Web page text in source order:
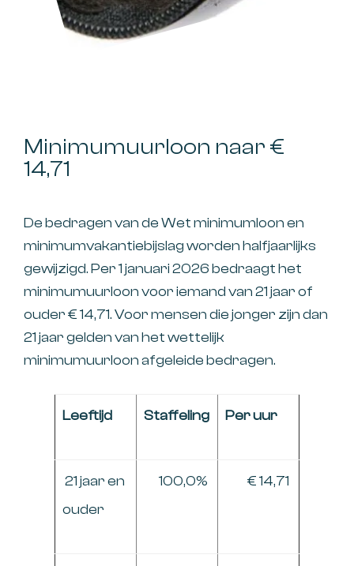
Minimumuurloon naar €
14,71
De bedragen van de Wet minimumloon en
minimumvakantiebijslag worden halfjaarlijks
gewijzigd. Per 1 januari 2026 bedraagt het
minimumuurloon voor iemand van 21 jaar of
ouder € 14,71. Voor mensen die jonger zijn dan
21 jaar gelden van het wettelijk
minimumuurloon afgeleide bedragen.
Leeftijd Staffeling Per uur
21 jaar en
ouder
100,0% € 14,71